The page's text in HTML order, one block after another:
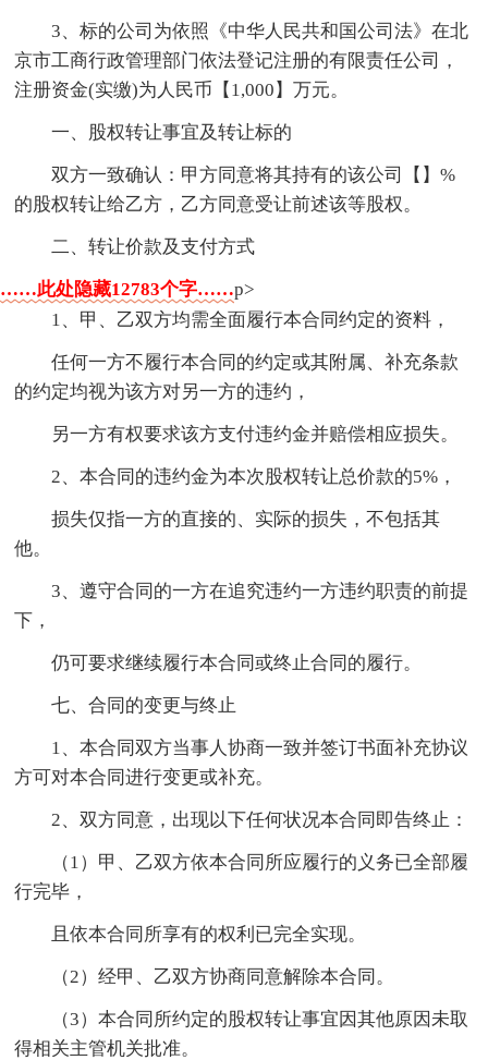
3、标的公司为依照《中华人民共和国公司法》在北
京市工商行政管理部门依法登记注册的有限责任公司，
注册资金(实缴)为人民币【1,000】万元。
一、股权转让事宜及转让标的
双方一致确认：甲方同意将其持有的该公司【】%
的股权转让给乙方，乙方同意受让前述该等股权。
二、转让价款及支付方式
……此处隐藏12783个字……p>
1、甲、乙双方均需全面履行本合同约定的资料，
任何一方不履行本合同的约定或其附属、补充条款
的约定均视为该方对另一方的违约，
另一方有权要求该方支付违约金并赔偿相应损失。
2、本合同的违约金为本次股权转让总价款的5%，
损失仅指一方的直接的、实际的损失，不包括其
他。
3、遵守合同的一方在追究违约一方违约职责的前提
下，
仍可要求继续履行本合同或终止合同的履行。
七、合同的变更与终止
1、本合同双方当事人协商一致并签订书面补充协议
方可对本合同进行变更或补充。
2、双方同意，出现以下任何状况本合同即告终止：
（1）甲、乙双方依本合同所应履行的义务已全部履
行完毕，
且依本合同所享有的权利已完全实现。
（2）经甲、乙双方协商同意解除本合同。
（3）本合同所约定的股权转让事宜因其他原因未取
得相关主管机关批准。